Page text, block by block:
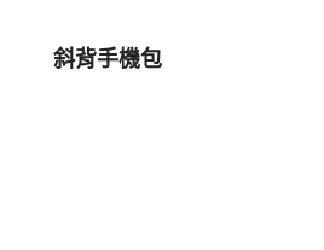
斜背手機包